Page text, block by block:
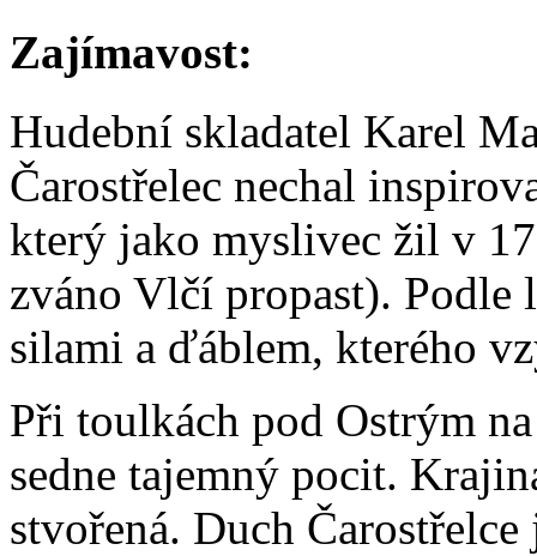
Zajímavost:
Hudební skladatel Karel
Čarostřelec nechal
který jako myslivec žil v
zváno Vlčí propast). Podle
silami a ďáblem, kterého
Při toulkách pod Ostrým
sedne tajemný pocit.
stvořená. Duch